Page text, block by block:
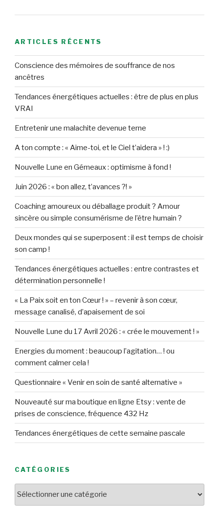
ARTICLES RÉCENTS
Conscience des mémoires de souffrance de nos
ancêtres
Tendances énergétiques actuelles : être de plus en plus
VRAI
Entretenir une malachite devenue terne
A ton compte : « Aime-toi, et le Ciel t’aidera » ! :)
Nouvelle Lune en Gémeaux : optimisme à fond !
Juin 2026 : « bon allez, t’avances ?! »
Coaching amoureux ou déballage produit ? Amour
sincère ou simple consumérisme de l’être humain ?
Deux mondes qui se superposent : il est temps de choisir
son camp !
Tendances énergétiques actuelles : entre contrastes et
détermination personnelle !
« La Paix soit en ton Cœur ! » – revenir à son cœur,
message canalisé, d’apaisement de soi
Nouvelle Lune du 17 Avril 2026 : « crée le mouvement ! »
Energies du moment : beaucoup l’agitation… ! ou
comment calmer cela !
Questionnaire « Venir en soin de santé alternative »
Nouveauté sur ma boutique en ligne Etsy : vente de
prises de conscience, fréquence 432 Hz
Tendances énergétiques de cette semaine pascale
CATÉGORIES